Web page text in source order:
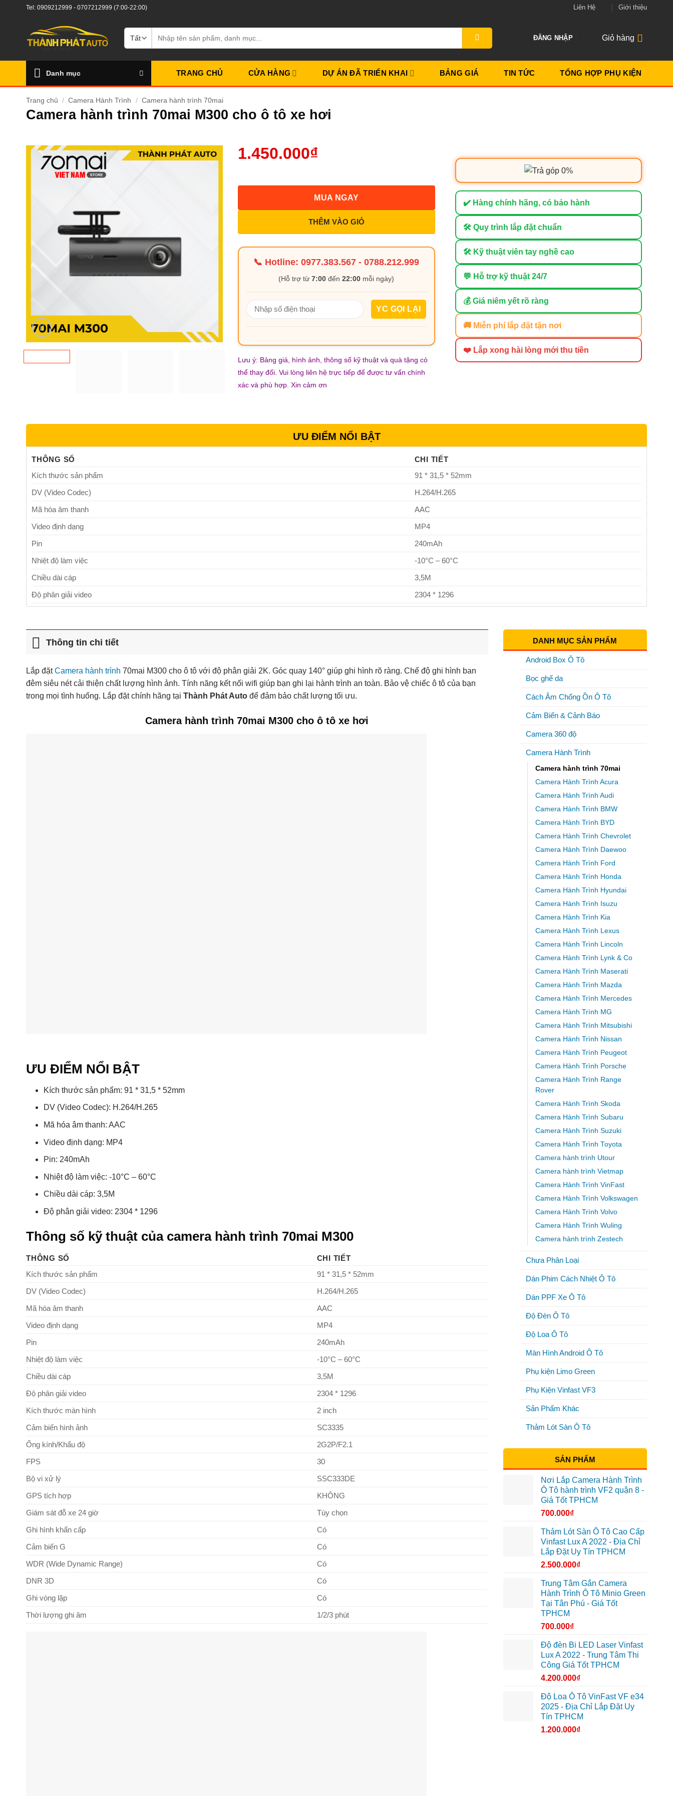
Tel: 0909212999 - 0707212999 (7:00-22:00) Liên Hệ Giới thiệu
kiếm:
ĐĂNG NHẬP Giỏ hàng
Danh mục TRANG CHỦ CỬA HÀNG DỰ ÁN ĐÃ TRIỂN KHAI BẢNG GIÁ TIN TỨC TỔNG HỢP PHỤ KIỆN
Trang chủ / Camera Hành Trình / Camera hành trình 70mai
Camera hành trình 70mai M300 cho ô tô xe hơi
1.450.000₫
THÊM VÀO GIỎ
MUA NGAY
📞 Hotline:0977.383.567 -0788.212.999
(Hỗ trợ từ7:00 đến22:00 mỗi ngày)
Lưu ý: Bảng giá, hình ảnh, thông số kỹ thuật và quà tặng có
thể thay đổi. Vui lòng liên hệ trực tiếp để được tư vấn chính
xác và phù hợp. Xin cảm ơn
✔️ Hàng chính hãng, có bảo hành
🛠 Quy trình lắp đặt chuẩn
🛠 Kỹ thuật viên tay nghề cao
💬 Hỗ trợ kỹ thuật 24/7
💰 Giá niêm yết rõ ràng
🚚 Miễn phí lắp đặt tận nơi
❤️ Lắp xong hài lòng mới thu tiền
ƯU ĐIỂM NỔI BẬT
THÔNG SỐ
CHI TIẾT
Kích thước sản phẩm
91 * 31,5 * 52mm
DV (Video Codec)
H.264/H.265
Mã hóa âm thanh
AAC
Video định dạng
MP4
Pin
240mAh
Nhiệt độ làm việc
-10°C – 60°C
Chiều dài cáp
3,5M
Độ phân giải video
2304 * 1296
Cảm biến hình ảnh
SC3335
Ống kính/Khẩu độ
Bộ vi xử lý
SSC333DE
GPS tích hợp
Thông tin chi tiết
Lắp đặtCamera hành trình 70mai M300 cho ô tô với độ phân giải 2K. Góc quay 140° giúp ghi hình rõ ràng. Chế độ ghi hình ban
đêm siêu nét cải thiện chất lượng hình ảnh. Tính năng kết nối wifi giúp bạn ghi lại hành trình an toàn. Bảo vệ chiếc ô tô của bạn
trong mọi tình huống. Lắp đặt chính hãng tại Thành Phát Auto để đảm bảo chất lượng tối ưu.
Camera hành trình 70mai M300 cho ô tô xe hơi
ƯU ĐIỂM NỔI BẬT
Kích thước sản phẩm: 91 * 31,5 * 52mm
DV (Video Codec): H.264/H.265
Mã hóa âm thanh: AAC
Video định dạng: MP4
Pin: 240mAh
Nhiệt độ làm việc: -10°C – 60°C
Chiều dài cáp: 3,5M
Độ phân giải video: 2304 * 1296
Thông số kỹ thuật của camera hành trình 70mai M300
THÔNG SỐ
CHI TIẾT
Kích thước sản phẩm
91 * 31,5 * 52mm
DV (Video Codec)
H.264/H.265
Mã hóa âm thanh
AAC
Video định dạng
MP4
Pin
240mAh
Nhiệt độ làm việc
-10°C – 60°C
Chiều dài cáp
3,5M
Độ phân giải video
2304 * 1296
Kích thước màn hình
2 inch
Cảm biến hình ảnh
SC3335
Ống kính/Khẩu độ
2G2P/F2.1
FPS
30
Bộ vi xử lý
SSC333DE
GPS tích hợp
KHÔNG
Giám sát đỗ xe 24 giờ
Tùy chọn
Ghi hình khẩn cấp
Có
Cảm biến G
Có
WDR (Wide Dynamic Range)
Có
DNR 3D
Có
Ghi vòng lặp
Có
Thời lượng ghi âm
1/2/3 phút
DANH MỤC SẢN PHẨM
Android Box Ô Tô
Bọc ghế da
Cách Âm Chống Ồn Ô Tô
Cảm Biến & Cảnh Báo
Camera 360 độ
Camera Hành Trình
Camera hành trình 70mai
Camera Hành Trình Acura
Camera Hành Trình Audi
Camera Hành Trình BMW
Camera Hành Trình BYD
Camera Hành Trình Chevrolet
Camera Hành Trình Daewoo
Camera Hành Trình Ford
Camera Hành Trình Honda
Camera Hành Trình Hyundai
Camera Hành Trình Isuzu
Camera Hành Trình Kia
Camera Hành Trình Lexus
Camera Hành Trình Lincoln
Camera Hành Trình Lynk & Co
Camera Hành Trình Maserati
Camera Hành Trình Mazda
Camera Hành Trình Mercedes
Camera Hành Trình MG
Camera Hành Trình Mitsubishi
Camera Hành Trình Nissan
Camera Hành Trình Peugeot
Camera Hành Trình Porsche
Camera Hành Trình Range
Rover
Camera Hành Trình Skoda
Camera Hành Trình Subaru
Camera Hành Trình Suzuki
Camera Hành Trình Toyota
Camera hành trình Utour
Camera hành trình Vietmap
Camera Hành Trình VinFast
Camera Hành Trình Volkswagen
Camera Hành Trình Volvo
Camera Hành Trình Wuling
Camera hành trình Zestech
Chưa Phân Loại
Dán Phim Cách Nhiệt Ô Tô
Dán PPF Xe Ô Tô
Độ Đèn Ô Tô
Độ Loa Ô Tô
Màn Hình Android Ô Tô
Phụ kiện Limo Green
Phụ Kiện Vinfast VF3
Sản Phẩm Khác
Thảm Lót Sàn Ô Tô
SẢN PHẨM
Nơi Lắp Camera Hành Trình
Ô Tô hành trình VF2 quận 8 -
Giá Tốt TPHCM
700.000₫
Thảm Lót Sàn Ô Tô Cao Cấp
Vinfast Lux A 2022 - Địa Chỉ
Lắp Đặt Uy Tín TPHCM
2.500.000₫
Trung Tâm Gắn Camera
Hành Trình Ô Tô Minio Green
Tại Tân Phú - Giá Tốt
TPHCM
700.000₫
Độ đèn Bi LED Laser Vinfast
Lux A 2022 - Trung Tâm Thi
Công Giá Tốt TPHCM
4.200.000₫
Độ Loa Ô Tô VinFast VF e34
2025 - Địa Chỉ Lắp Đặt Uy
Tín TPHCM
1.200.000₫